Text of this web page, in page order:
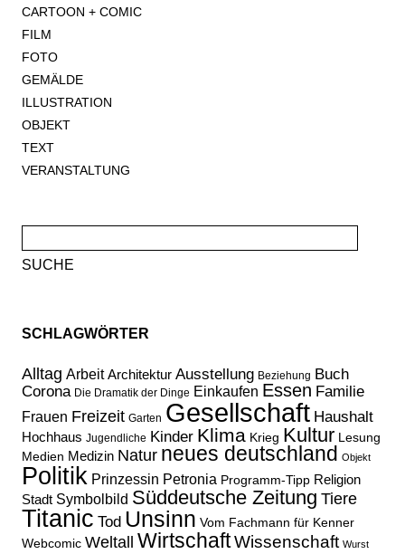
CARTOON + COMIC
FILM
FOTO
GEMÄLDE
ILLUSTRATION
OBJEKT
TEXT
VERANSTALTUNG
nach:
SCHLAGWÖRTER
Alltag Arbeit Architektur Ausstellung Beziehung Buch
Corona Die Dramatik der Dinge Einkaufen Essen Familie
Frauen Freizeit Garten Gesellschaft Haushalt
Hochhaus Jugendliche Kinder Klima Krieg Kultur Lesung
Medien Medizin Natur neues deutschland Objekt
Politik Prinzessin Petronia Programm-Tipp Religion
Stadt Symbolbild Süddeutsche Zeitung Tiere
Titanic Tod Unsinn Vom Fachmann für Kenner
Webcomic Weltall WirtschaftWissenschaft Wurst